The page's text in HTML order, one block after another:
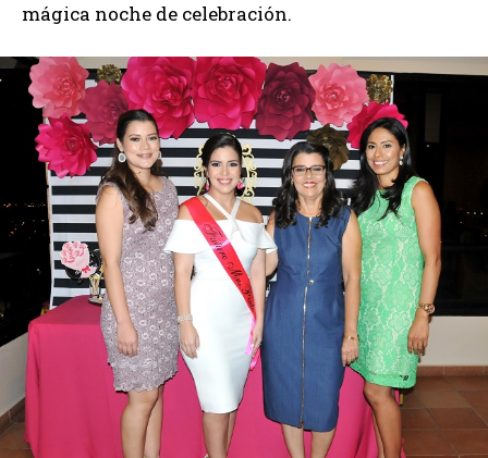
mágica noche de celebración.